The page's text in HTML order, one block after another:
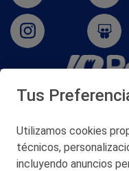
San
©
Tus
Utilizamos cookies
técnicos,
incluyendo anuncios